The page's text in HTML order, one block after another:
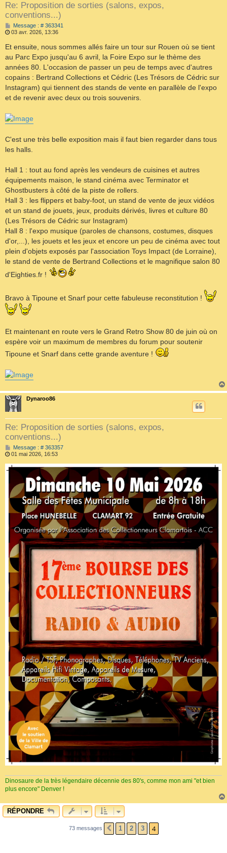
Re: Proposition de sorties (salons, expos,
conventions...)
Message : # 363341
s
g
03 avr. 2026, 13:36
Et ensuite, nous sommes allés faire un tour sur Rouen où se tient
au Parc Expo jusqu'au 6 avril, la Foire Expo sur le thème des
années 80. L'occasion de passer un peu de temps avec d'autres
copains : Bertrand Collections et Cédric (Les Trésors de Cédric sur
Instagram) qui tiennent des stands de vente en parallèle de l'expo
et de revenir avec deux ou trois souvenirs.
C'est une très belle exposition mais il faut bien regarder dans tous
les halls.
Hall 1 : tout au fond après les vendeurs de cuisines et autres
équipements maison, le stand cinéma avec Terminator et
Ghostbusters à côté de la piste de rollers.
Hall 3 : les flippers et baby-foot, un stand de vente de jeux vidéos
et un stand de jouets, jeux, produits dérivés, livres et culture 80
(Les Trésors de Cédric sur Instagram)
Hall 8 : l'expo musique (paroles de chansons, costumes, disques
d'or,...), les jouets et les jeux et encore un peu de cinéma avec tout
plein d'objets exposés par l'association Toys Impact (de Lorraine),
le stand de vente de Bertrand Collections et le magnifique salon 80
d'Eighties.fr !
Bravo à Tipoune et Snarf pour cette fabuleuse reconstitution !
Et maintenant en route vers le Grand Retro Show 80 de juin où on
espère voir un maximum de membres du forum pour soutenir
Tipoune et Snarf dans cette grande aventure !
Dynaroo86
Re: Proposition de sorties (salons, expos,
conventions...)
Message : # 363357M
s
g
01 mai 2026, 16:53
Dinosaure de la très légendaire décennie des 80's, comme mon ami "et bien
plus encore" Denver !
RÉPONDRE
73 messages PRÉCÉDENT
1 2 3 4